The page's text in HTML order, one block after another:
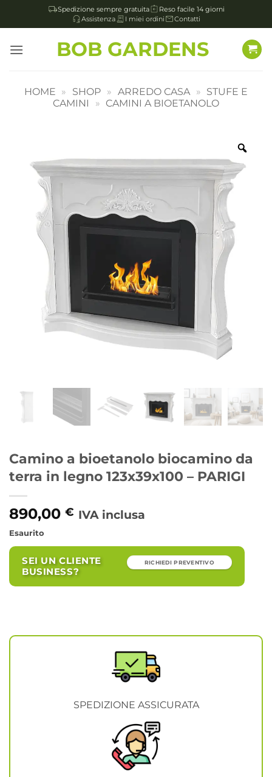
Spedizione sempre gratuita
Reso facile 14 giorni
Assistenza
I miei ordini Contatti
BOB GARDENS
HOME » SHOP » ARREDO CASA » STUFE E
CAMINI
» CAMINI A BIOETANOLO
Camino a bioetanolo biocamino da
terra in legno 123x39x100 – PARIGI
890,00 € IVA inclusa
Esaurito
SEI UN CLIENTE
BUSINESS?
RICHIEDI PREVENTIVO
SPEDIZIONE ASSICURATA